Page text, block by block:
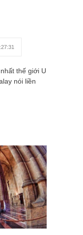
thế giới U
nói liền